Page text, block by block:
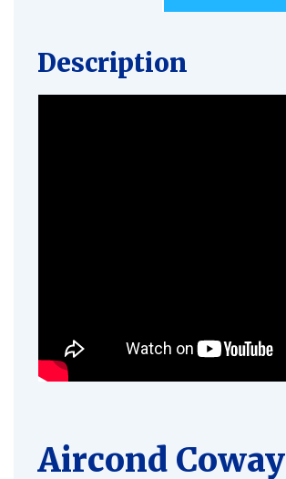
Description
Aircond Coway